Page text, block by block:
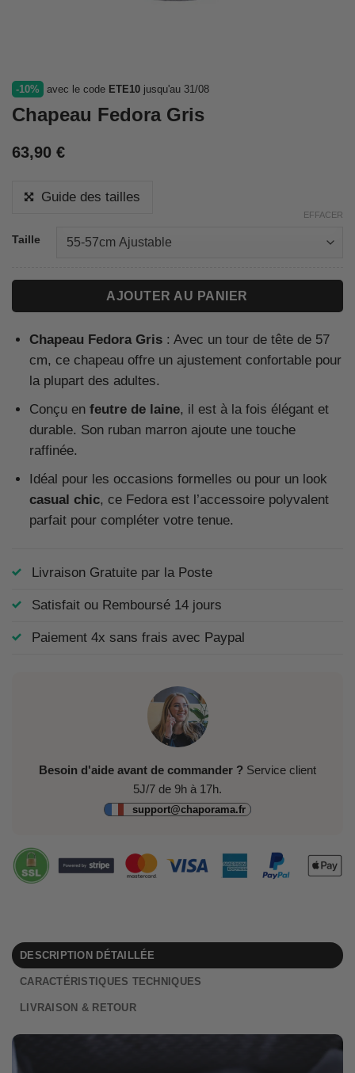
-10% avec le code ETE10 jusqu'au 31/08
Chapeau Fedora Gris
63,90 €
Guide des tailles
Taille
EFFACER
AJOUTER AU PANIER
Chapeau Fedora Gris: Avec un tour de tête de 57
cm, ce chapeau offre un ajustement confortable pour
la plupart des adultes.
Conçu en feutre de laine, il est à la fois élégant et
durable. Son ruban marron ajoute une touche
raffinée.
Idéal pour les occasions formelles ou pour un look
casual chic, ce Fedora est l’accessoire polyvalent
parfait pour compléter votre tenue.
Livraison Gratuite par la Poste
Satisfait ou Remboursé 14 jours
Paiement 4x sans frais avec Paypal
Besoin d'aide avant de commander ? Service client
5J/7 de 9h à 17h.
support@chaporama.fr
DESCRIPTION DÉTAILLÉE
CARACTÉRISTIQUES TECHNIQUES
LIVRAISON & RETOUR